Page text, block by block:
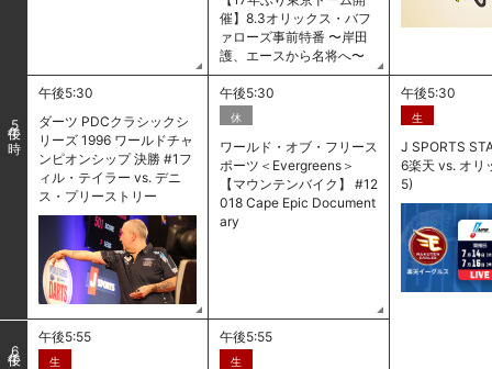
5
催】8.3オリックス・バフ
ァローズ事前特番 〜岸田
護、エースから名将へ〜
午後5:30
ダーツ PDCクラシックシ
リーズ 1996 ワールドチャ
ンピオンシップ 決勝 #1フ
ィル・テイラー vs. デニ
ス・プリーストリー
午後5:30
休
ワールド・オブ・フリース
ポーツ＜Evergreens＞
【マウンテンバイク】 #12
018 Cape Epic Document
ary
午後5:30
生
J SPORTS
6楽天 vs. オリ
5)
午後5:55
生
午後5:55
生
6